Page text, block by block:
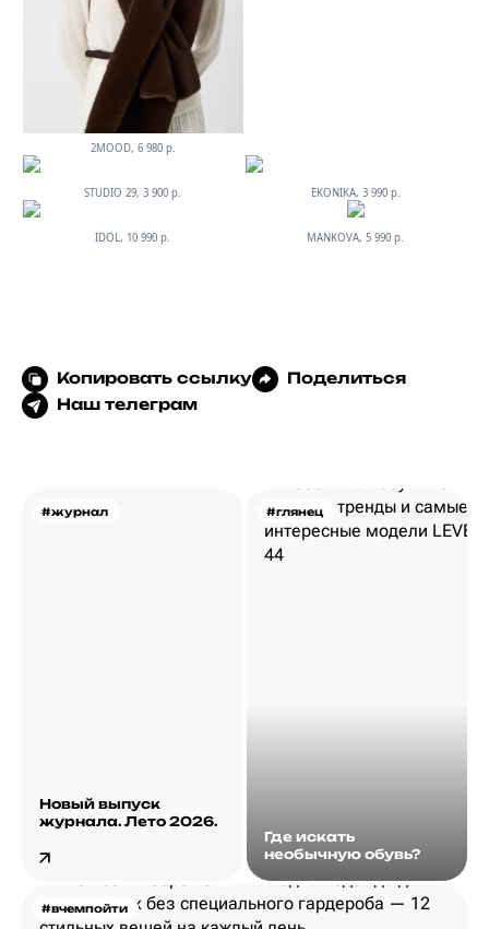
2MOOD, 6 980 р.
STUDIO 29, 3 900 р. EKONIKA, 3 990 р.
IDOL, 10 990 р. MANKOVA, 5 990 р.
Копировать ссылку
Поделиться
Наш телеграм
#журнал
Новый выпуск
журнала. Лето 2026.
#глянец
Где искать
необычную обувь?
#вчемпойти